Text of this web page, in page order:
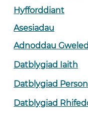
Hyfforddiant
Asesiadau
Adnoddau
Datblygiad Iaith
Datblygiad
Datblygiad